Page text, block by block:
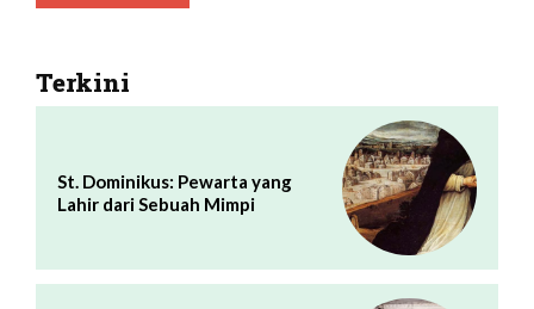
Terkini
St. Dominikus: Pewarta yang
Lahir dari Sebuah Mimpi